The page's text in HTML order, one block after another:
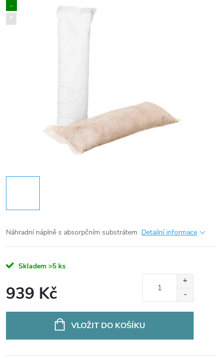
..
*
Náhradní náplně s absorpčním substrátem Detailní informace
Skladem >5 ks
939 Kč
VLOŽIT DO KOŠÍKU